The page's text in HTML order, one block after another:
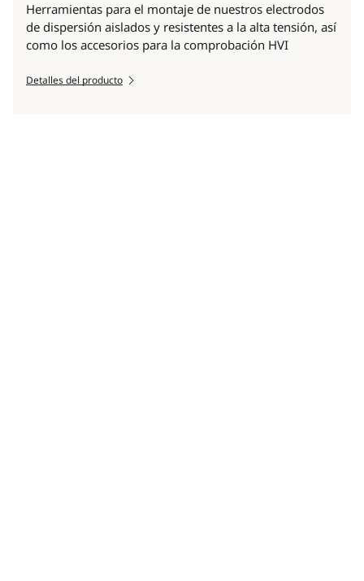
Herramientas para el montaje de nuestros electrodos
de dispersión aislados y resistentes a la alta tensión, así
como los accesorios para la comprobación HVI
Detalles del producto